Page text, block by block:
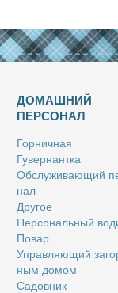
ДОМАШНИЙ
ПЕРСОНАЛ
Гор­нич­ная
Гу­вер­нант­ка
Об­слу­жи­ва­ю­щий
нал
Дру­гое
Пер­со­наль­ный
По­вар
Управ­ля­ю­щий
ным до­мом
Са­дов­ник